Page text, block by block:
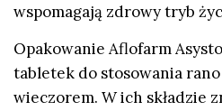
wspomagają zdrowy tryb
Opakowanie Aflofarm
tabletek do stosowania
wieczorem. W ich składzie